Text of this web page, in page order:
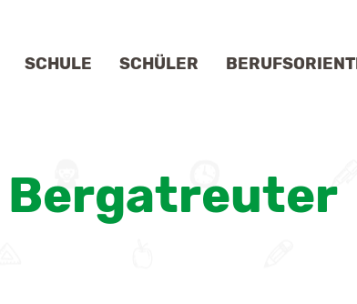
SCHULE SCHÜLER
SMV
SCHÜLERFIRMA
KARRIEREBEGLEITUNG
PARTNER
Bergatreuter